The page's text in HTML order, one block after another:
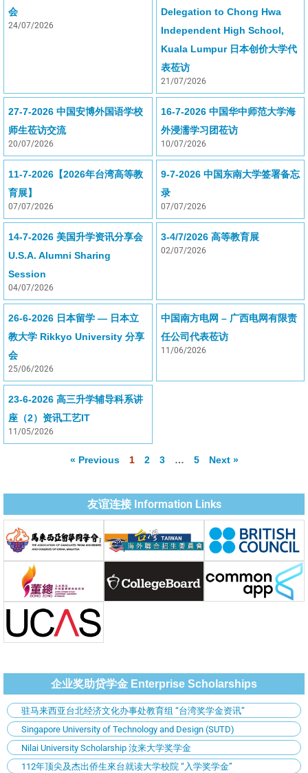
会
24/07/2026
Delegation to Chong Hwa
Independent High School,
Kuala Lumpur 日本创价大学代
表莅访
21/07/2026
27-7-2026 中国安博外国语学校
师生莅访交流
20/07/2026
16-7-2026 中国华中师范大学海
外浸濡学习团莅访
10/07/2026
11-7-2026【2026年台湾高等教
育展】
07/07/2026
9-7-2026 中国东南大学签署备忘
录
07/07/2026
14-7-2026 美国升学资讯分享会
U.S.A. Alumni Sharing
Session
04/07/2026
3-4/7/2026 高等教育展
02/07/2026
26-6-2026 日本留学 — 日本立
教大学 Rikkyo University 分享
会
25/06/2026
中国南方电网 – 广西电网有限责
任公司代表莅访
11/06/2026
23-6-2026 高三升学辅导科系讲
座（2）资讯工艺IT
11/05/2026
« Previous 1 2 3 … 5 Next »
友谊连接 Information Links
企业奖助贷学金 Enterprise Scholarships
驻马来西亚台北经济文化办事处教育组 “台湾奖学金资讯”
Singapore University of Technology and Design (SUTD)
Nilai University Scholarship 汝来大学奖学金
112年顶尖及杰出侨生來台就读大学校院 “入学奖学金”